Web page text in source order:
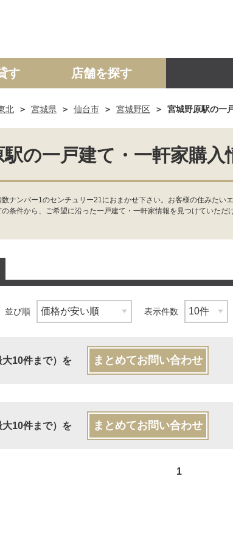
マンション 土地 事業投資用
す 店舗を探す
北 宮城県 仙台市 宮城野区 宮城野原駅の一
駅の一戸建て・一軒家購入
ナンバー1のセンチュリー21におまかせ下さい。お客様の住みた
条件から、ご希望に沿った一戸建て・一軒家情報を見つけていた
並び順 表示件数
10件まで）を まとめてお問い合わせ
10件まで）を まとめてお問い合わせ
1